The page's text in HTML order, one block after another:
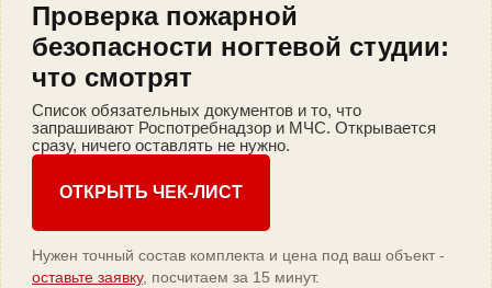
Проверка пожарной
безопасности ногтевой студии:
что смотрят
Список обязательных документов и то, что
запрашивают Роспотребнадзор и МЧС. Открывается
сразу, ничего оставлять не нужно.
ОТКРЫТЬ ЧЕК-ЛИСТ
Нужен точный состав комплекта и цена под ваш объект -
оставьте заявку, посчитаем за 15 минут.